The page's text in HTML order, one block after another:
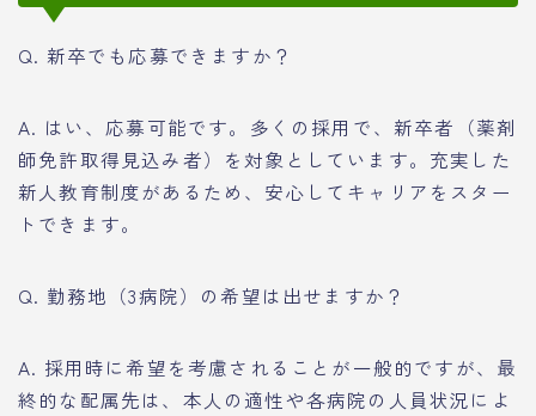
Q. 新卒でも応募できますか？
A. はい、応募可能です。多くの採用で、新卒者（薬剤
師免許取得見込み者）を対象としています。充実した
新人教育制度があるため、安心してキャリアをスター
トできます。
Q. 勤務地（3病院）の希望は出せますか？
A. 採用時に希望を考慮されることが一般的ですが、最
終的な配属先は、本人の適性や各病院の人員状況によ